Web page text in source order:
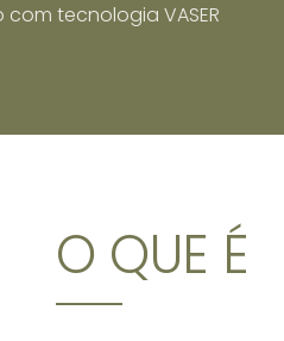
tecnologia VASER
O QUE É